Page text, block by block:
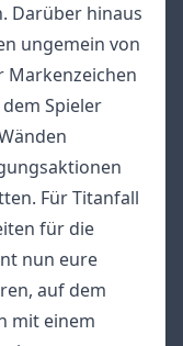
Darüber hinaus
ungemein von
Markenzeichen
Spieler
Für Titanfall
für die
nun eure
auf dem
mit einem